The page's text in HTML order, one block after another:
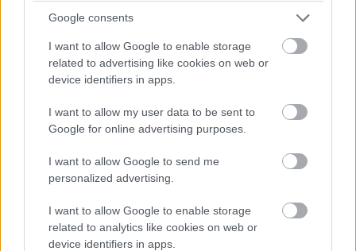
Google consents
I want to allow Google to enable storage
related to advertising like cookies on web or
device identifiers in apps.
I want to allow my user data to be sent to
Google for online advertising purposes.
I want to allow Google to send me
personalized advertising.
I want to allow Google to enable storage
related to analytics like cookies on web or
device identifiers in apps.
Ένα ακόμα εντυπωσιακό ξενοδοχείο που
εγκαινιάστηκε το 2022 είναι τοIl Capri Hotel, ένα
ροζ νεογοτθικό βενετσιάνικο κτήριο με κόκκινες